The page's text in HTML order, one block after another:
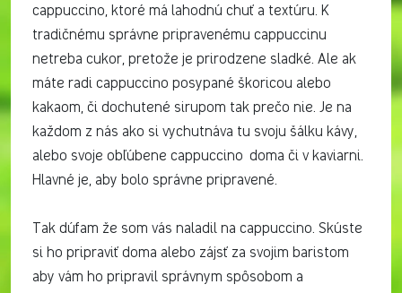
cappuccino, ktoré má lahodnú chuť a textúru. K
tradičnému správne pripravenému cappuccinu
netreba cukor, pretože je prirodzene sladké. Ale ak
máte radi cappuccino posypané škoricou alebo
kakaom, či dochutené sirupom tak prečo nie. Je na
každom z nás ako si vychutnáva tu svoju šálku kávy,
alebo svoje obľúbene cappuccino doma či v kaviarni.
Hlavné je, aby bolo správne pripravené.
Tak dúfam že som vás naladil na cappuccino. Skúste
si ho pripraviť doma alebo zájsť za svojim baristom
aby vám ho pripravil správnym spôsobom a